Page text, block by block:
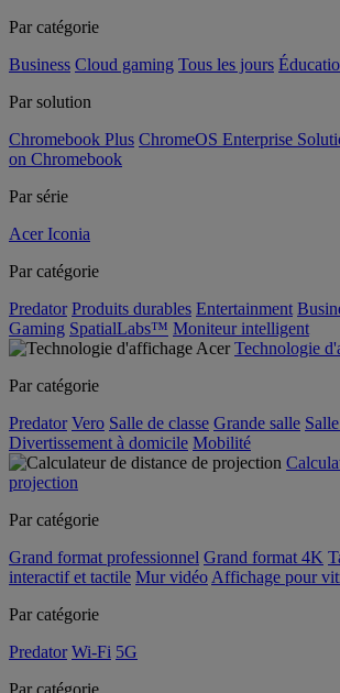
Par catégorie
Business Cloud gaming Tous les jours
Par solution
Chromebook Plus ChromeOS Enterprise
on Chromebook
Par série
Acer Iconia
Par catégorie
Predator Produits durables Entertainment
Gaming SpatialLabs™ Moniteur intelligent
Technologie
Par catégorie
Predator Vero Salle de classe Grande salle
Divertissement à domicile Mobilité
projection
Par catégorie
Grand format professionnel Grand format 4K
interactif et tactile Mur vidéo Affichage pour
Par catégorie
Predator Wi-Fi 5G
Par catégorie